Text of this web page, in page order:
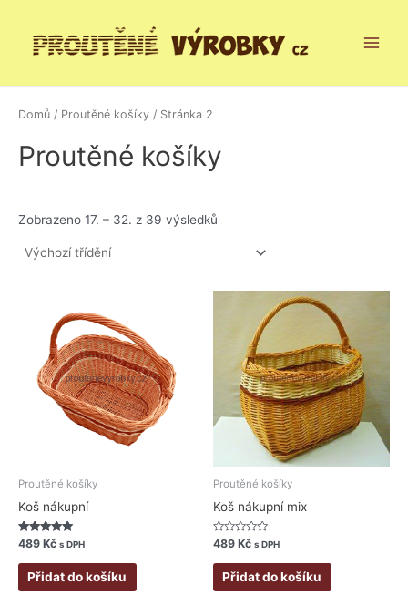
obsah
Menu
Domů / Proutěné košíky / Stránka 2
Proutěné košíky
Zobrazeno 17. – 32. z 39 výsledků
Proutěné košíky
Koš nákupní
Hodnocení
5.00
z 5
489 Kč s DPH
Přidat do košíku
Proutěné košíky
Koš nákupní mix
Hodnocení
0
z
489 Kč s DPH
Přidat do košíku